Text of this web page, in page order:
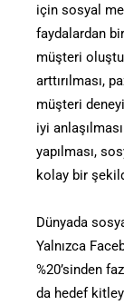
için sosyal
faydalardan
müşteri
arttırılması,
müşteri
iyi
yapılması,
kolay bir
Dünyada
Yalnızca
%20’sinden
da hedef